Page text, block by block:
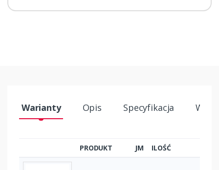
Warianty Opis Specyfikacja
PRODUKT JM ILOŚĆ